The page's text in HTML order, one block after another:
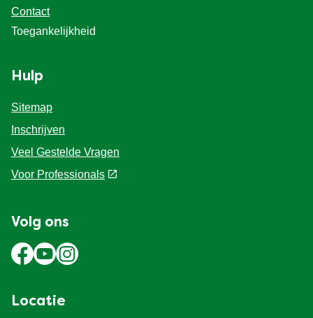
Contact
Toegankelijkheid
Hulp
Sitemap
Inschrijven
Veel Gestelde Vragen
Voor Professionals
Volg ons
Locatie